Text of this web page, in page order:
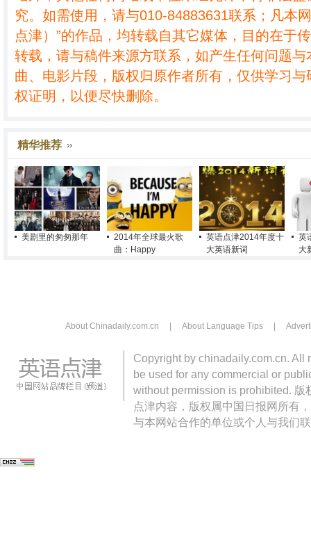
究。如需使用，请与010-84883631联系；凡本
点津）”的作品，均转载自其它媒体，目的在于
转载，请与稿件来源方联系，如产生任何问题
曲、电影片段，版权归原作者所有，仅供学习
权证明，以便尽快删除。
精华推荐
美剧里的匆匆那年
2014年全球最火歌
曲：Happy
英语点津2014年度十
大英语新词
英
大
About Chinadaily.com.cn About Language Tips
Copyright by chinadaily.com.cn. All
be used for any commercial or
without permission is prohibited.
点津内容，版权属中国日报网所有
与本网站合作的单位或个人与我们